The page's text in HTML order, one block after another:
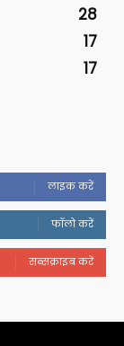
28
17
17
लाइक करें
फॉलो करें
सब्सक्राइब करें